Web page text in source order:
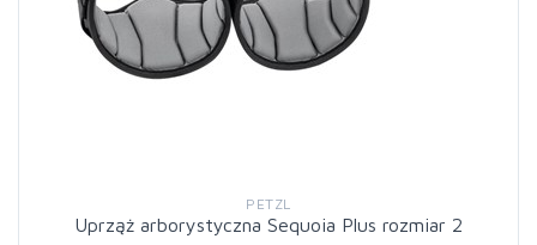
PETZL
Uprząż arborystyczna Sequoia Plus rozmiar 2